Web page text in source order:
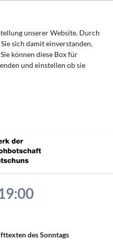
unserer Website. Durch
sich damit einverstanden,
Sie können diese Box für
und einstellen ob sie
des Sonntags